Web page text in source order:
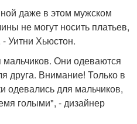
даже в этом мужском
не могут носить платьев,
Уитни Хьюстон.
Они одеваются
друга. Внимание! Только в
одевались для мальчиков,
голыми", - дизайнер